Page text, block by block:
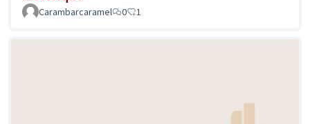
Carambarcaramel 0 1